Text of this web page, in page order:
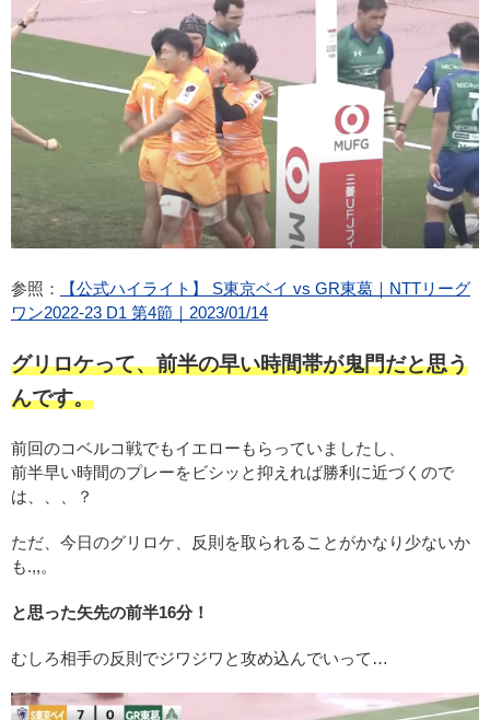
参照：
【公式ハイライト】 S東京ベイ vs GR東葛｜NTTリーグ
ワン2022-23 D1 第4節｜2023/01/14
グリロケって、前半の早い時間帯が鬼門だと思う
んです。
前回のコベルコ戦でもイエローもらっていましたし、
前半早い時間のプレーをビシッと抑えれば勝利に近づくので
は、、、？
ただ、今日のグリロケ、反則を取られることがかなり少ないか
も.,,。
と思った矢先の前半16分！
むしろ相手の反則でジワジワと攻め込んでいって…